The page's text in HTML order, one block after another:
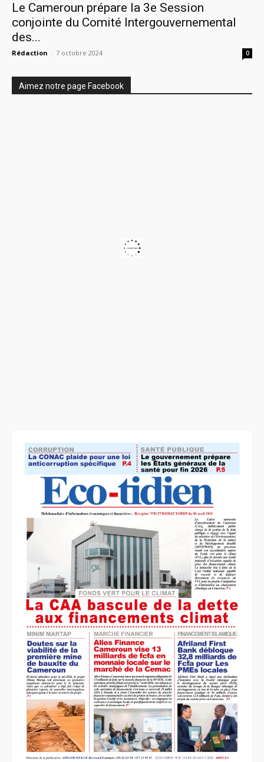
Le Cameroun prépare la 3e Session
conjointe du Comité Intergouvernemental
des...
Rédaction - 7 octobre 2024 0
Aimez notre page Facebook